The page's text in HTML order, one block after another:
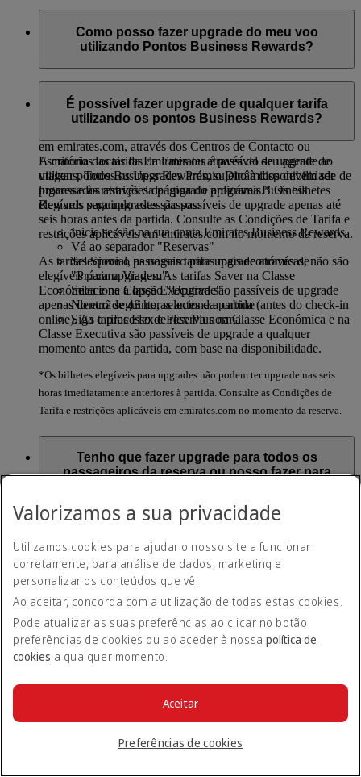
Como posso fazer upgrade do meu voo
utilizando Pontos Business Rewards?
voos iniciando sessão na página de reservas do programa
Emirates Business Rewards em emirates.com. Os Upgrades
em emirates.com, através dos Centros de Contacto ou
Escritórios locais da Emirates ou através do seu agente de
viagens. Todos os Upgrades Prémio Dinâmicos devem ser
processados através da página do programa Business
Rewards seguindo estes passos:
Inicie sessão na sua conta Emirates Business Rewards
Vá ao separador "Reservas"
Selecione o passageiro para upgrade através de
"Próxima Viagem"
Selecione a opção "Upgrade"
No ecrã seguinte, selecione a cabine
Siga o processo de reserva normal
É possível fazer upgrade de qualquer tarifa
utilizando os pontos Business Rewards?
A maioria das tarifas da Emirates é passível de upgrade ao
utilizar pontos Business Rewards, sujeito à disponibilidade de
lugares e às restrições de upgrade aplicáveis.*Os bilhetes
elegíveis para upgrades são passíveis de upgrade apenas até
seis horas antes da partida. Consulte as Condições de Tarifa e
restrições aplicáveis em emirates.com no momento da reserva.
As tarifas Special, as nossas tarifas mais económicas, não são
elegíveis para upgrades. As tarifas Saver na Classe
Económica e na Classe Executiva são passíveis de upgrade
apenas dentro de 48 horas antes da partida (antes do check-in
online). As tarifas Flex e Flex Plus na Classe Económica e na
Classe Executiva são passíveis de upgrade a qualquer
momento antes da partida, com base na disponibilidade.
*Os bilhetes elegíveis para upgrades não podem ter upgrade nas seis
horas imediatamente anteriores à partida. Consulte as Condições de
Tarifa e restrições aplicáveis em emirates.com no momento da reserva.
Tenho que fazer upgrade para todos os
passageiros da reserva ou posso fazer para
Deverá fazer upgrade para todos os passageiros na reserva.
Onde posso saber quantos Pontos são
necessários para fazer o upgrade de um voo?
O número de Pontos necessários para um Upgrade de Prémio
Dinâmico irá depender da disponibilidade de lugares e da
diferença de tarifa entre as duas classes. O número de Pontos
será exibido na página de reserva quando iniciar sessão na sua
conta Emirates Business Rewards.
Devo pagar um valor adicional para fazer
Business Rewards?
Valorizamos a sua privacidade
Utilizamos cookies para ajudar o nosso site a funcionar
corretamente, para análise de dados, marketing e
personalizar os conteúdos que vê.
Ao aceitar, concorda com a utilização de todas estas cookies.
Pode atualizar as suas preferências ao clicar no botão
preferências de cookies ou ao aceder à nossapolítica de
cookies a qualquer momento.
Preferências de cookies
Aceitar